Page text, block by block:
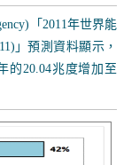
「2011年世界能
」預測資料顯示，
的20.04兆度增加至